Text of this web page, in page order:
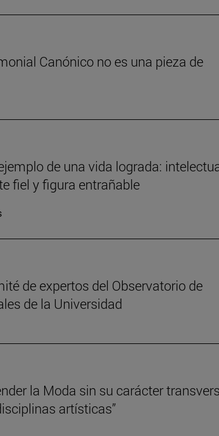
Canónico no es una pieza de
de una vida lograda:
fiel y figura entrañable
de expertos del Observatorio de
de la Universidad
la Moda sin su carácter
artísticas”